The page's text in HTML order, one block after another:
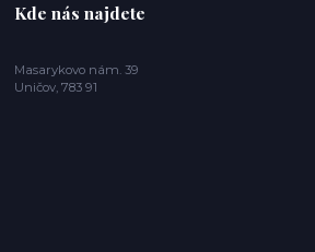
Kde nás najdete
Masarykovo nám. 39
Uničov, 783 91